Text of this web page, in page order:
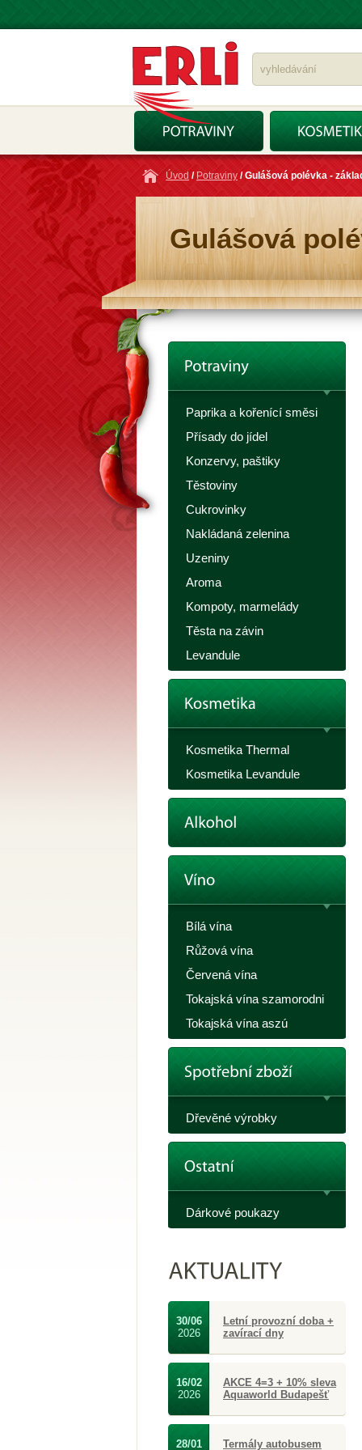
Úvod / Potraviny / Gulášová polévka -
Gulášová
Paprika a kořenící směsi
Přísady do jídel
Konzervy, paštiky
Těstoviny
Cukrovinky
Nakládaná zelenina
Uzeniny
Aroma
Kompoty, marmelády
Těsta na závin
Levandule
Kosmetika Thermal
Kosmetika Levandule
Bílá vína
Růžová vína
Červená vína
Tokajská vína szamorodni
Tokajská vína aszú
Dřevěné výrobky
Dárkové poukazy
30/06
2026
Letní provozní doba +
zavírací dny
16/02
2026
AKCE 4=3 + 10% sleva
Aquaworld Budapešť
28/01 Termály autobusem